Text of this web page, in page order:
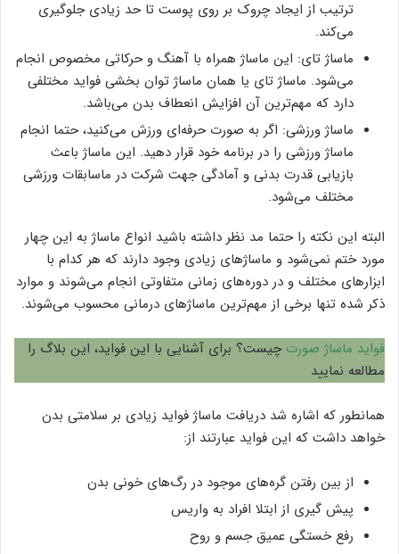
ترتیب از ایجاد چروک بر روی پوست تا حد زیادی جلوگیری
می‌کند.
ماساژ تای: این ماساژ همراه با آهنگ و حرکاتی مخصوص انجام
می‌شود. ماساژ تای یا همان ماساژ توان بخشی فواید مختلفی
دارد که مهم‌ترین آن افزایش انعطاف بدن می‌باشد.
ماساژ ورزشی: اگر به صورت حرفه‌ای ورزش می‌کنید، حتما انجام
ماساژ ورزشی را در برنامه خود قرار دهید. این ماساژ باعث
بازیابی قدرت بدنی و آمادگی جهت شرکت در ماسابقات ورزشی
مختلف می‌شود.
البته این نکته را حتما مد نظر داشته باشید انواع ماساژ به این چهار
مورد ختم نمی‌شود و ماساژ‌های زیادی وجود دارند که هر کدام با
ابزار‌های مختلف و در دوره‌های زمانی متفاوتی انجام می‌شوند و موارد
ذکر شده تنها برخی از مهم‌ترین ماساژ‌های درمانی محسوب می‌شوند.
فواید ماساژ صورت چیست؟ برای آشنایی با این فواید، این بلاگ را
مطالعه نمایید
همانطور که اشاره شد دریافت ماساژ فواید زیادی بر سلامتی بدن
خواهد داشت که این فواید عبارتند از:
از بین رفتن گره‌های موجود در رگ‌های خونی بدن
پیش گیری از ابتلا افراد به واریس
رفع خستگی عمیق جسم و روح